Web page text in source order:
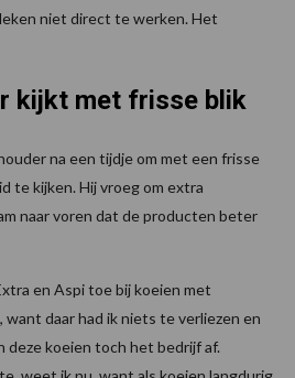
niet direct te werken. Het
kijkt met frisse blik
na een tijdje om met een frisse
te kijken. Hij vroeg om extra
naar voren dat de producten beter
en Aspi toe bij koeien met
daar had ik niets te verliezen en
deze koeien toch het bedrijf af.